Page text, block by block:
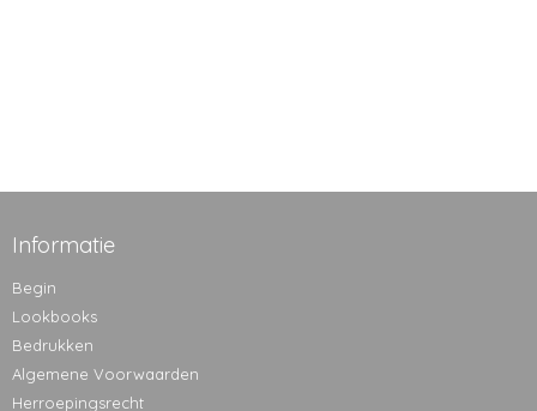
Informatie
Begin
Lookbooks
Bedrukken
Algemene Voorwaarden
Herroepingsrecht